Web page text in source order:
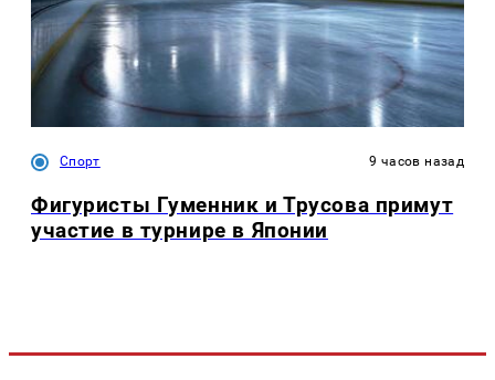
Спорт 9 часов назад
Фигуристы Гуменник и Трусова примут
участие в турнире в Японии